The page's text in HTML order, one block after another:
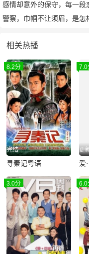
感情却意外的保守，每一段
警察，巾帼不让须眉，是怎
相关热播
8.2分
完结
寻秦记粤语
7.0
更
爱
3.0分 6.0